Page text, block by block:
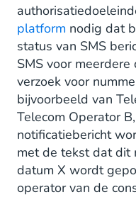
platform nodig dat
status van SMS
SMS voor
verzoek voor
bijvoorbeeld van
Telecom Operator
notificatiebericht
met de tekst dat dit
datum X wordt
operator van de